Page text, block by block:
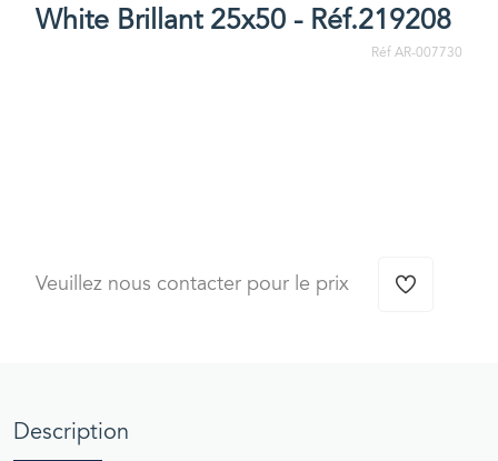
White Brillant 25x50 - Réf.219208
Réf AR-007730
Veuillez nous contacter pour le prix
Description